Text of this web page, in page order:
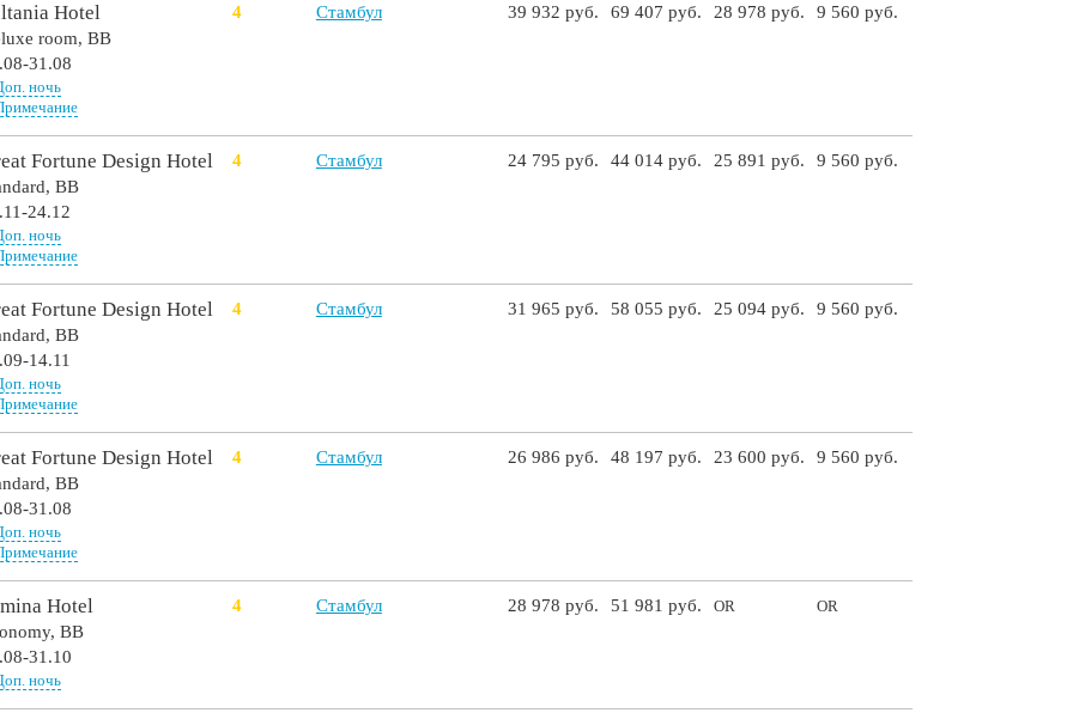
Hotel
room, BB
31.08
4 Стамбул 39 932 руб. 69 407 руб. 28 978 руб. 9 560 руб.
ночь
Fortune Design Hotel
BB
24.12
4 Стамбул 24 795 руб. 44 014 руб. 25 891 руб. 9 560 руб.
ночь
Fortune Design Hotel
BB
14.11
4 Стамбул 31 965 руб. 58 055 руб. 25 094 руб. 9 560 руб.
ночь
Fortune Design Hotel
BB
31.08
4 Стамбул 26 986 руб. 48 197 руб. 23 600 руб. 9 560 руб.
ночь
Hotel
BB
31.10
4 Стамбул 28 978 руб. 51 981 руб. OR OR
ночь